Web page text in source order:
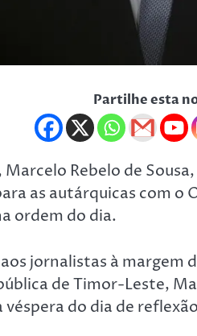
Partilhe esta
Rebelo de
as autárquicas com o
ordem do dia.
jornalistas à
de Timor-Leste,
do dia de